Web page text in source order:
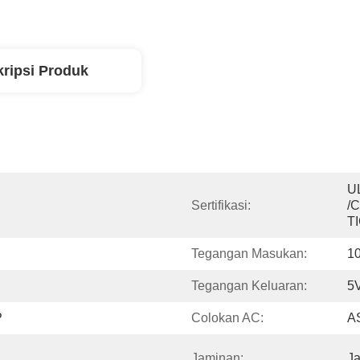
Produk
Sertifikasi:
/
Tegangan Masukan:
Tegangan Keluaran:
Colokan AC: